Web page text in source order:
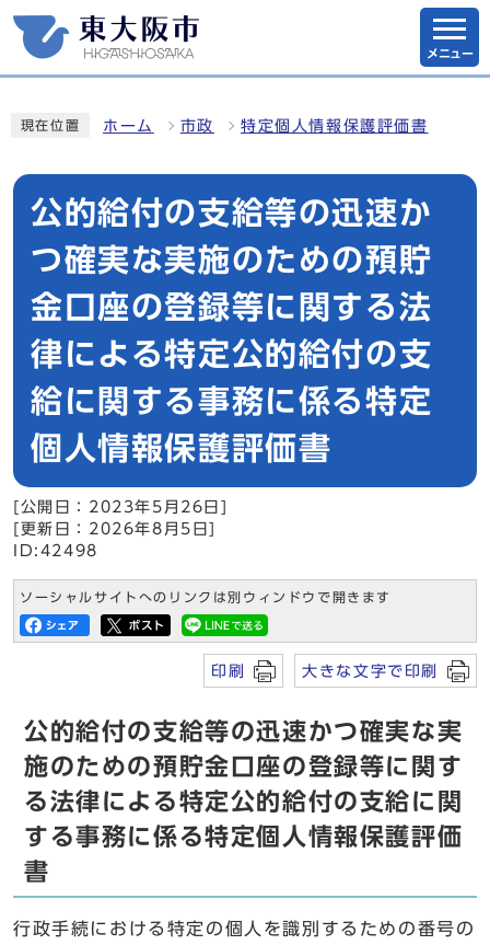
メニュー
現在位置 ホーム 市政 特定個人情報保護評価書
公的給付の支給等の迅速か
つ確実な実施のための預貯
金口座の登録等に関する法
律による特定公的給付の支
給に関する事務に係る特定
個人情報保護評価書
[公開日：2023年5月26日]
[更新日：2026年8月5日]
ID:42498
ソーシャルサイトへのリンクは別ウィンドウで開きます
印刷 大きな文字で印刷
公的給付の支給等の迅速かつ確実な実
施のための預貯金口座の登録等に関す
る法律による特定公的給付の支給に関
する事務に係る特定個人情報保護評価
書
行政手続における特定の個人を識別するための番号の